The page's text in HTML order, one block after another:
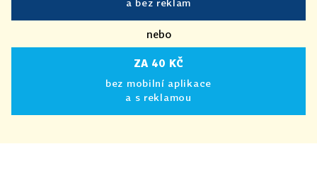
a bez reklam
nebo
ZA 40 KČ
bez mobilní aplikace
a s reklamou